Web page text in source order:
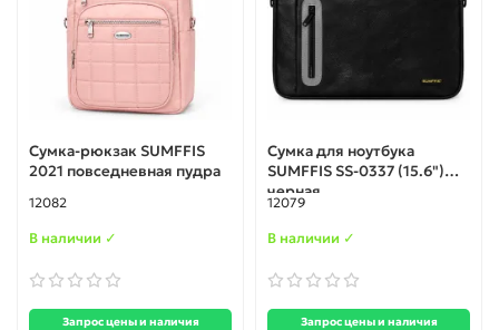
Сумка-рюкзак SUMFFIS
2021 повседневная пудра
12082
В наличии ✓
Запрос цены и наличия
Сумка для ноутбука
SUMFFIS SS-0337 (15.6")
черная
12079
В наличии ✓
Запрос цены и наличия